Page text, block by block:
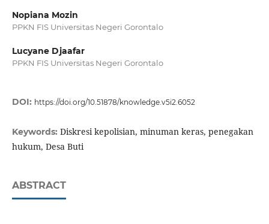
Nopiana Mozin
PPKN FIS Universitas Negeri Gorontalo
Lucyane Djaafar
PPKN FIS Universitas Negeri Gorontalo
DOI: https://doi.org/10.51878/knowledge.v5i2.6052
Keywords: Diskresi kepolisian, minuman keras, penegakan
hukum, Desa Buti
ABSTRACT